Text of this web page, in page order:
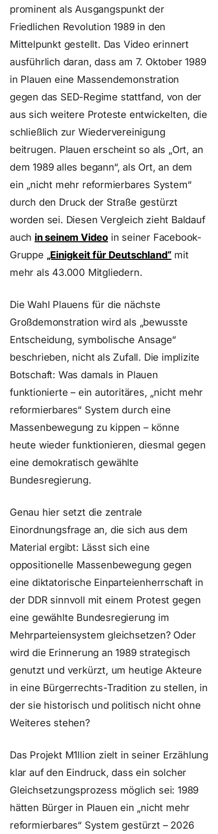
prominent als Ausgangspunkt der
Friedlichen Revolution 1989 in den
Mittelpunkt gestellt. Das Video erinnert
ausführlich daran, dass am 7. Oktober 1989
in Plauen eine Massendemonstration
gegen das SED-Regime stattfand, von der
aus sich weitere Proteste entwickelten, die
schließlich zur Wiedervereinigung
beitrugen. Plauen erscheint so als „Ort, an
dem 1989 alles begann“, als Ort, an dem
ein „nicht mehr reformierbares System“
durch den Druck der Straße gestürzt
worden sei. Diesen Vergleich zieht Baldauf
auch in seinem Video in seiner Facebook-
Gruppe „Einigkeit für Deutschland“ mit
mehr als 43.000 Mitgliedern.
Die Wahl Plauens für die nächste
Großdemonstration wird als „bewusste
Entscheidung, symbolische Ansage“
beschrieben, nicht als Zufall. Die implizite
Botschaft: Was damals in Plauen
funktionierte – ein autoritäres, „nicht mehr
reformierbares“ System durch eine
Massenbewegung zu kippen – könne
heute wieder funktionieren, diesmal gegen
eine demokratisch gewählte
Bundesregierung.
Genau hier setzt die zentrale
Einordnungsfrage an, die sich aus dem
Material ergibt: Lässt sich eine
oppositionelle Massenbewegung gegen
eine diktatorische Einparteienherrschaft in
der DDR sinnvoll mit einem Protest gegen
eine gewählte Bundesregierung im
Mehrparteiensystem gleichsetzen? Oder
wird die Erinnerung an 1989 strategisch
genutzt und verkürzt, um heutige Akteure
in eine Bürgerrechts-Tradition zu stellen, in
der sie historisch und politisch nicht ohne
Weiteres stehen?
Das Projekt M1llion zielt in seiner Erzählung
klar auf den Eindruck, dass ein solcher
Gleichsetzungsprozess möglich sei: 1989
hätten Bürger in Plauen ein „nicht mehr
reformierbares“ System gestürzt – 2026